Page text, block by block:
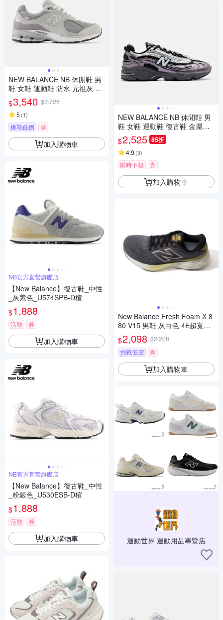
NEW BALANCE NB 休閒鞋 男
鞋 女鞋 運動鞋 防水 元祖灰 M2
002RXJ-D楦
$3,540 $3,726
5 (1)
挑戰低價 券
加入購物車
NB官方直營旗艦店
【New Balance】復古鞋_中性
_灰紫色_U574SPB-D楦
$1,888
活動 券
加入購物車
NB官方直營旗艦店
【New Balance】復古鞋_中性
_粉銀色_U530ESB-D楦
$1,888
活動 券
加入購物車
NEW BALANCE NB 休閒鞋 男
鞋 女鞋 運動鞋 復古鞋 金屬紫
M1000EGY-D楦
$2,525 85折
4.9 (3)
限時下殺 券
加入購物車
New Balance Fresh Foam X 8
80 V15 男鞋 灰白色 4E超寬楦
緩震 慢跑鞋 M880J15
$2,098 $2,208
挑戰低價
券
加入購物車
運動世界 運動用品專營店